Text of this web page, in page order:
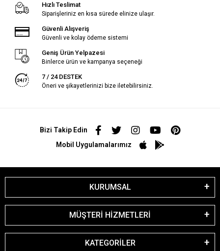
Hızlı Teslimat
Siparişleriniz en kısa sürede elinize ulaşır.
Güvenli Alışveriş
Güvenli ve kolay ödeme sistemi
Geniş Ürün Yelpazesi
Binlerce ürün ve kampanya seçeneği
7 / 24 DESTEK
Öneri ve şikayetlerinizi bize iletebilirsiniz.
Bizi Takip Edin
Mobil Uygulamalarımız
KURUMSAL
MÜŞTERİ HİZMETLERİ
KATEGORİLER